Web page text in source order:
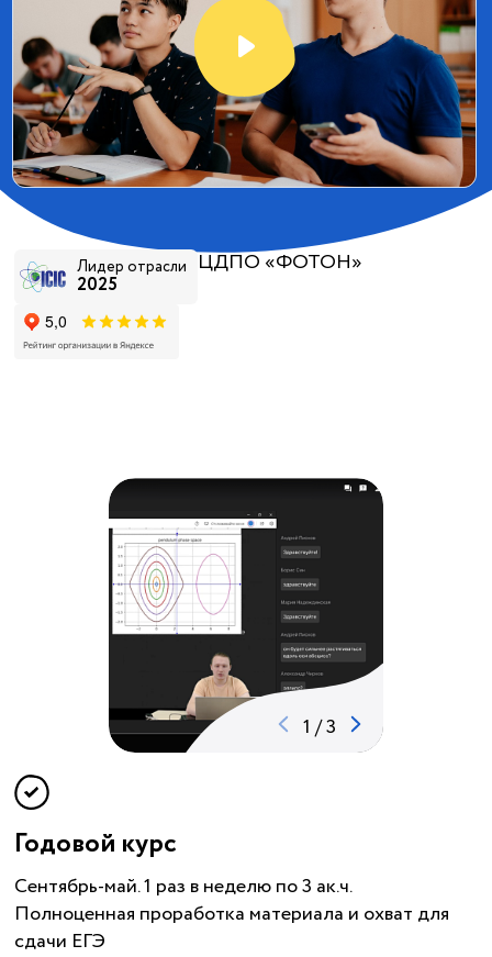
Лидер отрасли
2025
ЦДПО «ФОТОН»
1 /3
Годовой курс
Сентябрь-май. 1 раз в неделю по 3 ак.ч.
Полноценная проработка материала и охват для
сдачи ЕГЭ